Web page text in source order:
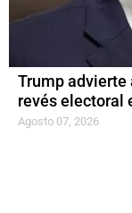
Trump advierte
revés electoral
Agosto 07, 2026